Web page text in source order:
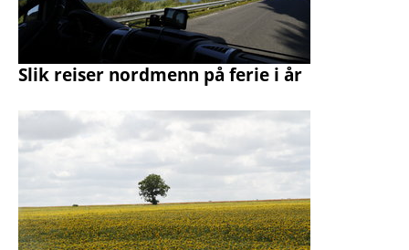
Slik reiser nordmenn på ferie i år